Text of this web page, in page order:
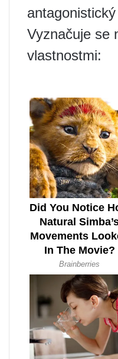
Vyznačuje se
vlastnostmi: